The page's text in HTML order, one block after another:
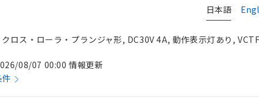
日本語
ロス・ローラ・プランジャ形, DC30V 4A, 動作表示灯あり,
08/07 00:00 情報更新